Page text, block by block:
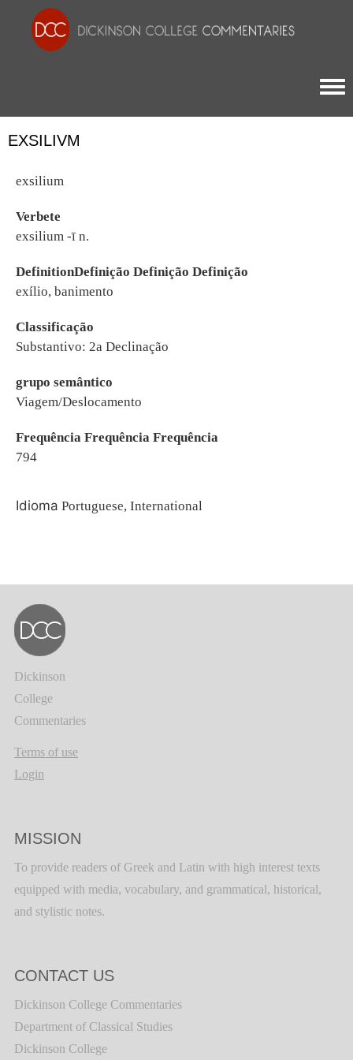
EXSILIVM
exsilium
Verbete
exsilium -ī n.
DefinitionDefinição Definição Definição
exílio, banimento
Classificação
Substantivo: 2a Declinação
grupo semântico
Viagem/Deslocamento
Frequência Frequência Frequência
794
Idioma Portuguese, International
Dickinson
College
Commentaries
Terms of use
Login
MISSION
To provide readers of Greek and Latin with high interest texts
equipped with media, vocabulary, and grammatical, historical,
and stylistic notes.
CONTACT US
Dickinson College Commentaries
Department of Classical Studies
Dickinson College